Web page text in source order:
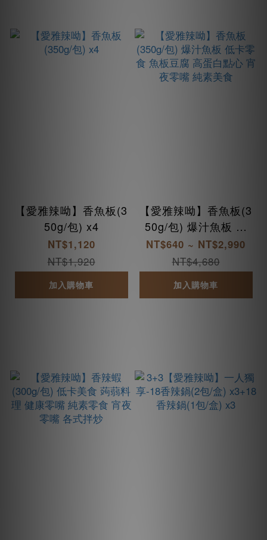
【愛雅辣呦】香魚板(3
50g/包) x4
NT$1,120
NT$1,920
加入購物車
【愛雅辣呦】香魚板(3
50g/包) 爆汁魚板 低
卡零食 魚板豆腐 高蛋
白點心 宵夜零嘴 純素
美食
NT$640 ~ NT$2,990
NT$4,680
加入購物車